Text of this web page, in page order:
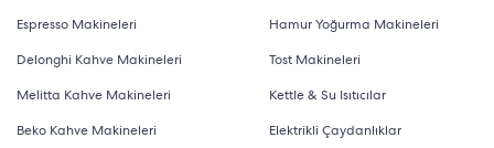
Espresso Makineleri
Delonghi Kahve Makineleri
Melitta Kahve Makineleri
Beko Kahve Makineleri
Hamur Yoğurma Makineleri
Tost Makineleri
Kettle & Su Isıtıcılar
Elektrikli Çaydanlıklar